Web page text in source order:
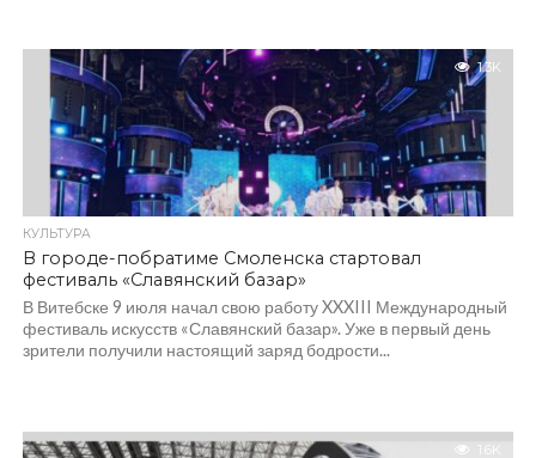
1.3K
КУЛЬТУРА
В городе-побратиме Смоленска стартовал
фестиваль «Славянский базар»
В Витебске 9 июля начал свою работу XXXIII Международный
фестиваль искусств «Славянский базар». Уже в первый день
зрители получили настоящий заряд бодрости...
1.6K